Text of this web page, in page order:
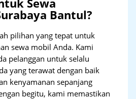
Sewa
Bantul?
pilihan yang tepat untuk
sewa mobil Anda. Kami
pelanggan untuk selalu
yang terawat dengan baik
kenyamanan sepanjang
begitu, kami memastikan